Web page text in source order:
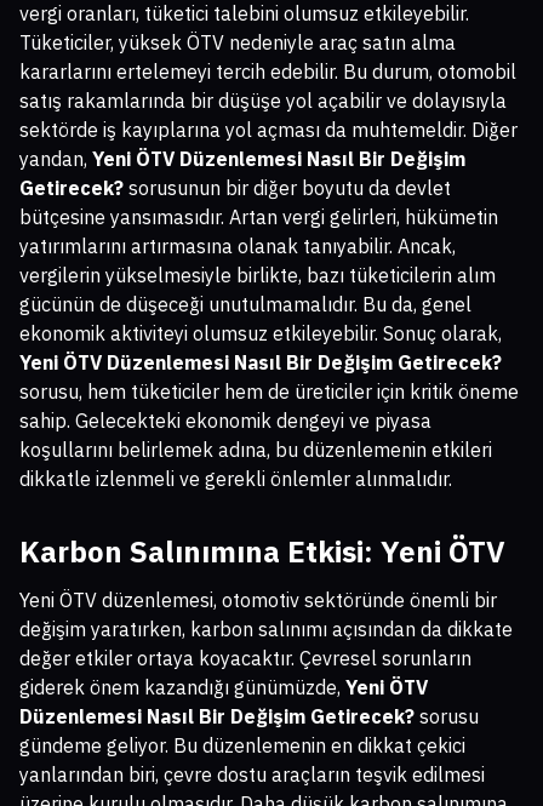
vergi oranları, tüketici talebini olumsuz etkileyebilir.
Tüketiciler, yüksek ÖTV nedeniyle araç satın alma
kararlarını ertelemeyi tercih edebilir. Bu durum, otomobil
satış rakamlarında bir düşüşe yol açabilir ve dolayısıyla
sektörde iş kayıplarına yol açması da muhtemeldir. Diğer
yandan, Yeni ÖTV Düzenlemesi Nasıl Bir Değişim
Getirecek? sorusunun bir diğer boyutu da devlet
bütçesine yansımasıdır. Artan vergi gelirleri, hükümetin
yatırımlarını artırmasına olanak tanıyabilir. Ancak,
vergilerin yükselmesiyle birlikte, bazı tüketicilerin alım
gücünün de düşeceği unutulmamalıdır. Bu da, genel
ekonomik aktiviteyi olumsuz etkileyebilir. Sonuç olarak,
Yeni ÖTV Düzenlemesi Nasıl Bir Değişim Getirecek?
sorusu, hem tüketiciler hem de üreticiler için kritik öneme
sahip. Gelecekteki ekonomik dengeyi ve piyasa
koşullarını belirlemek adına, bu düzenlemenin etkileri
dikkatle izlenmeli ve gerekli önlemler alınmalıdır.
Karbon Salınımına Etkisi: Yeni ÖTV
Yeni ÖTV düzenlemesi, otomotiv sektöründe önemli bir
değişim yaratırken, karbon salınımı açısından da dikkate
değer etkiler ortaya koyacaktır. Çevresel sorunların
giderek önem kazandığı günümüzde, Yeni ÖTV
Düzenlemesi Nasıl Bir Değişim Getirecek? sorusu
gündeme geliyor. Bu düzenlemenin en dikkat çekici
yanlarından biri, çevre dostu araçların teşvik edilmesi